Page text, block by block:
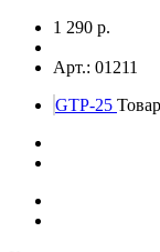
1 290 р.
Арт.: 01211
GTP-25